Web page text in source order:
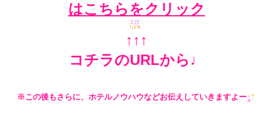
はこちらをクリック
↑↑↑
コチラのURLから♩
※この後もさらに、ホテルノウハウなどお伝えしていきますよー